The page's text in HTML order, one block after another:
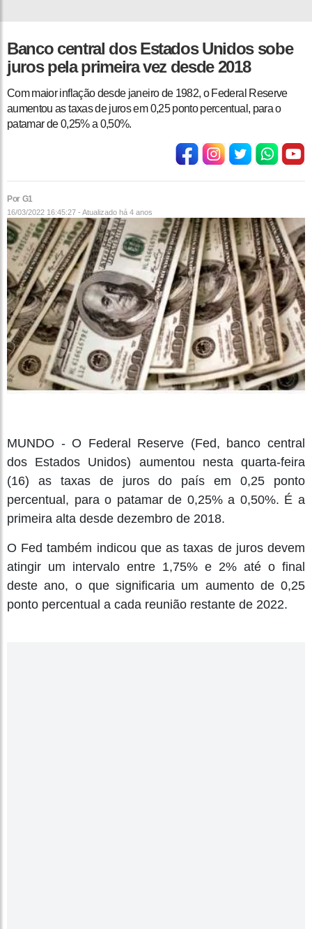
Banco central dos Estados Unidos sobe
juros pela primeira vez desde 2018
Com maior inflação desde janeiro de 1982, o Federal Reserve
aumentou as taxas de juros em 0,25 ponto percentual, para o
patamar de 0,25% a 0,50%.
Por G1
16/03/2022 16:45:27 - Atualizado há 4 anos
MUNDO - O Federal Reserve (Fed, banco central
dos Estados Unidos) aumentou nesta quarta-feira
(16) as taxas de juros do país em 0,25 ponto
percentual, para o patamar de 0,25% a 0,50%. É a
primeira alta desde dezembro de 2018.
O Fed também indicou que as taxas de juros devem
atingir um intervalo entre 1,75% e 2% até o final
deste ano, o que significaria um aumento de 0,25
ponto percentual a cada reunião restante de 2022.